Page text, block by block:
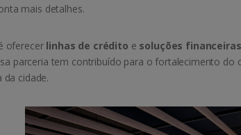
mais detalhes.
oferecerlinhas de crédito e soluções financeiras
parceria tem contribuído para o fortalecimento do
cidade.